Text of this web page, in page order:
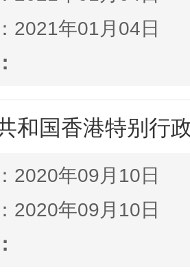
2021年01月04日
和国香港特别行
2020年09月10日
2020年09月10日